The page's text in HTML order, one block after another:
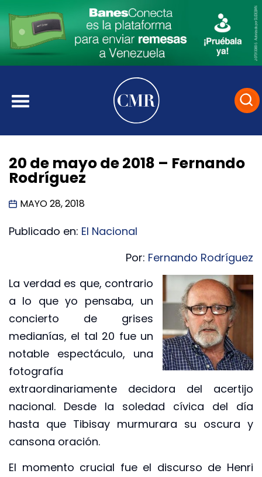
20 de mayo de 2018 – Fernando
Rodríguez
MAYO 28, 2018
Publicado en: El Nacional
Por: Fernando Rodríguez
La verdad es que, contrario
a lo que yo pensaba, un
concierto de grises
medianías, el tal 20 fue un
notable espectáculo, una
fotografía
extraordinariamente decidora del acertijo
nacional. Desde la soledad cívica del día
hasta que Tibisay murmurara su oscura y
cansona oración.
El momento crucial fue el discurso de Henri